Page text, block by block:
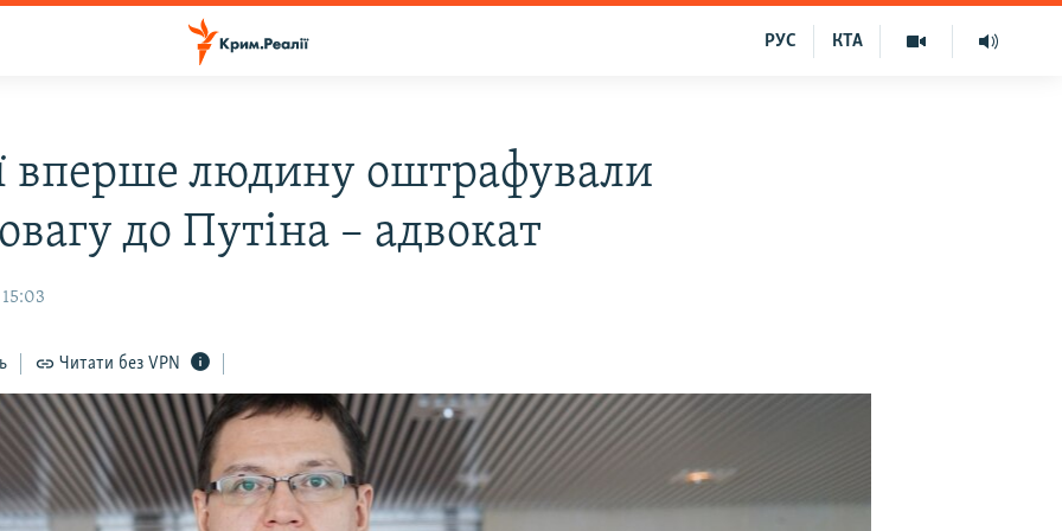
КТА
РУС
вперше людину оштрафували
до Путіна – адвокат
Читати без VPN